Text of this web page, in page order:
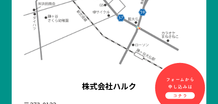
株式会社ハルク